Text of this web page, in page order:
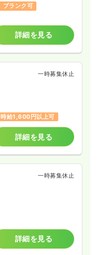
ブランク可
詳細を見る
一時募集休止
時給1,600円以上可
詳細を見る
一時募集休止
詳細を見る